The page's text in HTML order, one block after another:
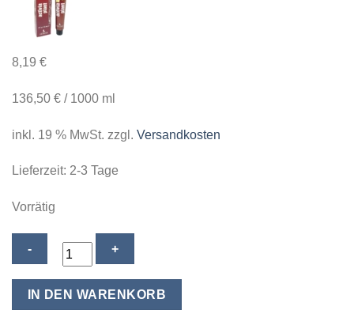
8,19 €
136,50 € / 1000 ml
inkl. 19 % MwSt. zzgl. Versandkosten
Lieferzeit: 2-3 Tage
Vorrätig
Lendan
Activia
Plant
Coloration
IN DEN WARENKORB